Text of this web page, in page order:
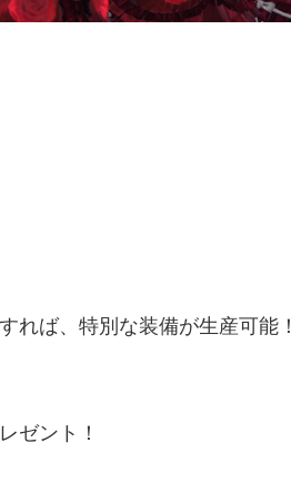
ば、特別な装備が生産可能！
ント！